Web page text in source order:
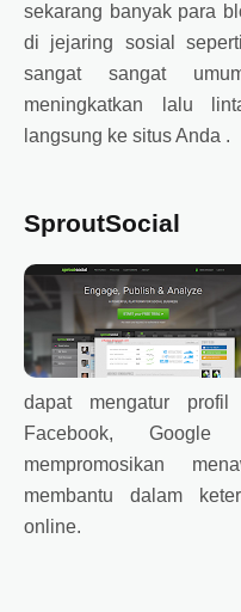
sekarang banyak para
di jejaring sosial
sangat sangat
meningkatkan lalu
langsung ke situs Anda .
SproutSocial
dapat mengatur
Facebook, Google
mempromosikan
membantu dalam
online.